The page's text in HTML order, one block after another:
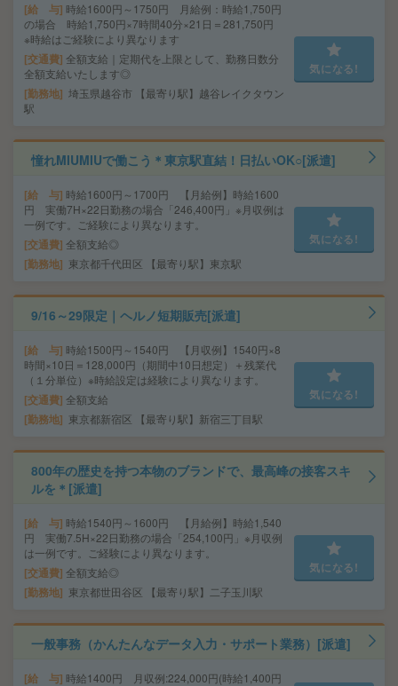
給 与 時給1600円～1750円 月給例：時給1,750円
の場合 時給1,750円×7時間40分×21日＝281,750円
※時給はご経験により異なります
交通費 全額支給｜定期代を上限として、勤務日数分
全額支給いたします◎
勤務地 埼玉県越谷市 【最寄り駅】越谷レイクタウン
駅
気になる!
憧れMIUMIUで働こう＊東京駅直結！日払いOK○[派遣]
給 与 時給1600円～1700円 【月給例】時給1600
円 実働7H×22日勤務の場合「246,400円」※月収例は
一例です。ご経験により異なります。
交通費 全額支給◎
勤務地 東京都千代田区 【最寄り駅】東京駅
気になる!
9/16～29限定｜ヘルノ短期販売[派遣]
給 与 時給1500円～1540円 【月収例】1540円×8
時間×10日＝128,000円（期間中10日想定）＋残業代
（１分単位）※時給設定は経験により異なります。
交通費 全額支給
勤務地 東京都新宿区 【最寄り駅】新宿三丁目駅
気になる!
800年の歴史を持つ本物のブランドで、最高峰の接客スキ
ルを＊[派遣]
給 与 時給1540円～1600円 【月給例】時給1,540
円 実働7.5H×22日勤務の場合「254,100円」※月収例
は一例です。ご経験により異なります。
交通費 全額支給◎
勤務地 東京都世田谷区 【最寄り駅】二子玉川駅
気になる!
一般事務（かんたんなデータ入力・サポート業務）[派遣]
給 与 時給1400円 月収例:224,000円(時給1,400円